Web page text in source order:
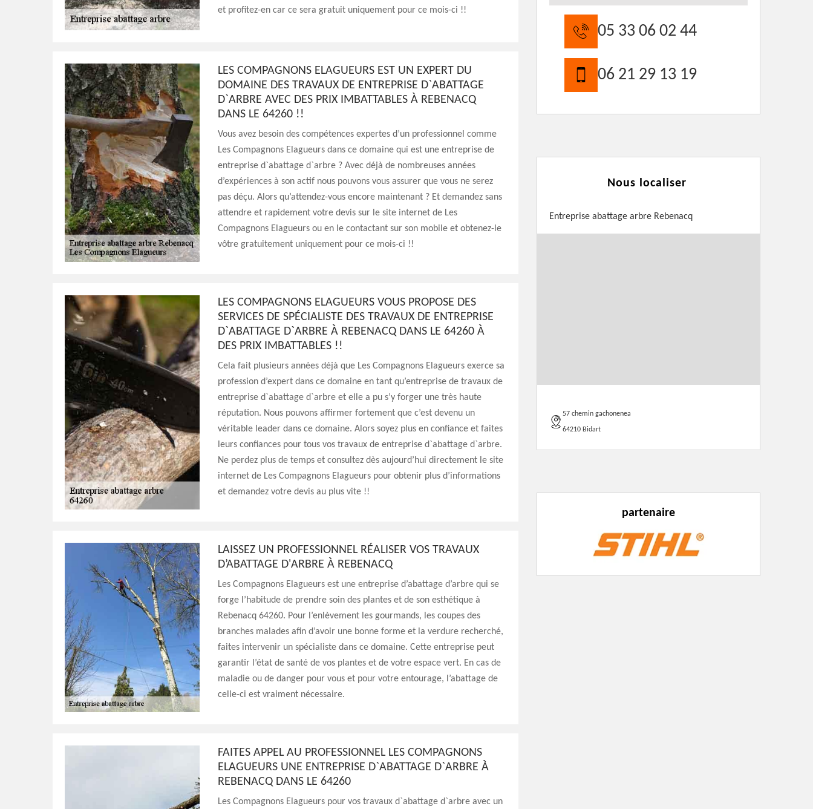
et profitez-en car ce sera gratuit uniquement pour ce mois-ci !!
LES COMPAGNONS ELAGUEURS EST UN EXPERT DU
DOMAINE DES TRAVAUX DE ENTREPRISE D`ABATTAGE
D`ARBRE AVEC DES PRIX IMBATTABLES À REBENACQ
DANS LE 64260 !!
Vous avez besoin des compétences expertes d’un professionnel comme
Les Compagnons Elagueurs dans ce domaine qui est une entreprise de
entreprise d`abattage d`arbre ? Avec déjà de nombreuses années
d’expériences à son actif nous pouvons vous assurer que vous ne serez
pas déçu. Alors qu’attendez-vous encore maintenant ? Et demandez sans
attendre et rapidement votre devis sur le site internet de Les
Compagnons Elagueurs ou en le contactant sur son mobile et obtenez-le
vôtre gratuitement uniquement pour ce mois-ci !!
LES COMPAGNONS ELAGUEURS VOUS PROPOSE DES
SERVICES DE SPÉCIALISTE DES TRAVAUX DE ENTREPRISE
D`ABATTAGE D`ARBRE À REBENACQ DANS LE 64260 À
DES PRIX IMBATTABLES !!
Cela fait plusieurs années déjà que Les Compagnons Elagueurs exerce sa
profession d’expert dans ce domaine en tant qu’entreprise de travaux de
entreprise d`abattage d`arbre et elle a pu s’y forger une très haute
réputation. Nous pouvons affirmer fortement que c’est devenu un
véritable leader dans ce domaine. Alors soyez plus en confiance et faites
leurs confiances pour tous vos travaux de entreprise d`abattage d`arbre.
Ne perdez plus de temps et consultez dès aujourd’hui directement le site
internet de Les Compagnons Elagueurs pour obtenir plus d’informations
et demandez votre devis au plus vite !!
LAISSEZ UN PROFESSIONNEL RÉALISER VOS TRAVAUX
D’ABATTAGE D'ARBRE À REBENACQ
Les Compagnons Elagueurs est une entreprise d’abattage d’arbre qui se
forge l’habitude de prendre soin des plantes et de son esthétique à
Rebenacq 64260. Pour l’enlèvement les gourmands, les coupes des
branches malades afin d’avoir une bonne forme et la verdure recherché,
faites intervenir un spécialiste dans ce domaine. Cette entreprise peut
garantir l’état de santé de vos plantes et de votre espace vert. En cas de
maladie ou de danger pour vous et pour votre entourage, l’abattage de
celle-ci est vraiment nécessaire.
FAITES APPEL AU PROFESSIONNEL LES COMPAGNONS
ELAGUEURS UNE ENTREPRISE D`ABATTAGE D`ARBRE À
REBENACQ DANS LE 64260
Les Compagnons Elagueurs pour vos travaux d`abattage d`arbre avec un
05 33 06 02 44
06 21 29 13 19
Nous localiser
Entreprise abattage arbre Rebenacq
57 chemin gachonenea
64210 Bidart
partenaire